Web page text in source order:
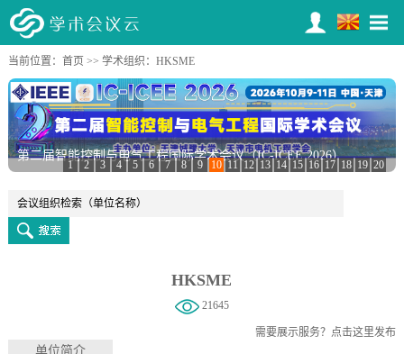
当前位置： 首页 >> 学术组织 ：HKSME
第二届智能控制与电气工程国际学术会议（IC-ICEE 2026）
1 2 3 4 5 6 7 8 9 10 11 12 13 14 15 16 17 18 19 20
HKSME
21645
需要展示服务？ 点击这里发布
单位简介